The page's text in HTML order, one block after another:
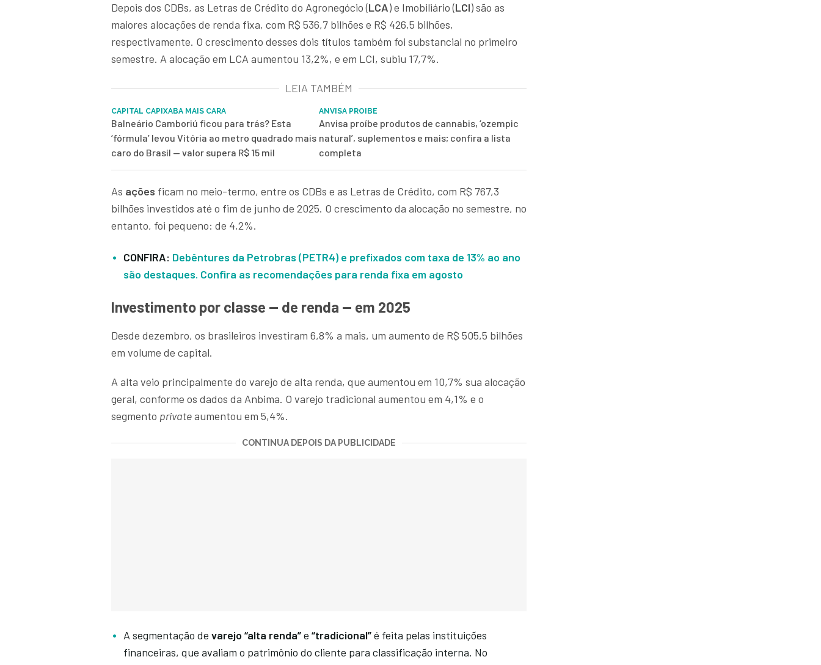
Depois dos CDBs, as Letras de Crédito do Agronegócio (LCA) e Imobiliário (LCI) são as
maiores alocações de renda fixa, com R$ 536,7 bilhões e R$ 426,5 bilhões,
respectivamente. O crescimento desses dois títulos também foi substancial no primeiro
semestre. A alocação em LCA aumentou 13,2%, e em LCI, subiu 17,7%.
LEIA TAMBÉM
CAPITAL CAPIXABA MAIS CARA
Balneário Camboriú ficou para trás? Esta
‘fórmula’ levou Vitória ao metro quadrado mais
caro do Brasil — valor supera R$ 15 mil
ANVISA PROIBE
Anvisa proíbe produtos de cannabis, ‘ozempic
natural’, suplementos e mais; confira a lista
completa
As ações ficam no meio-termo, entre os CDBs e as Letras de Crédito, com R$ 767,3
bilhões investidos até o fim de junho de 2025. O crescimento da alocação no semestre, no
entanto, foi pequeno: de 4,2%.
CONFIRA: Debêntures da Petrobras (PETR4) e prefixados com taxa de 13% ao ano
são destaques. Confira as recomendações para renda fixa em agosto
Investimento por classe — de renda — em 2025
Desde dezembro, os brasileiros investiram 6,8% a mais, um aumento de R$ 505,5 bilhões
em volume de capital.
A alta veio principalmente do varejo de alta renda, que aumentou em 10,7% sua alocação
geral, conforme os dados da Anbima. O varejo tradicional aumentou em 4,1% e o
segmento privateaumentou em 5,4%.
CONTINUA DEPOIS DA PUBLICIDADE
A segmentação de varejo “alta renda”e “tradicional”é feita pelas instituições
financeiras, que avaliam o patrimônio do cliente para classificação interna. No